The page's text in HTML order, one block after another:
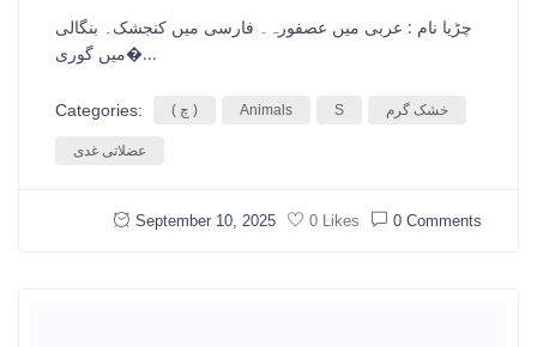
چڑیا نام : عربی میں عصفورہ۔ فارسی میں کنجشک۔ بنگالی
میں گوری�...
Categories: ( چ ) Animals S خشک گرم
عضلاتی غدی
September 10, 2025 0 Likes 0 Comments